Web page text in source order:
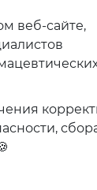
веб-сайте,